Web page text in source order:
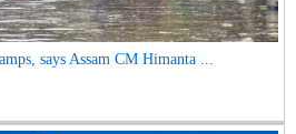
says Assam CM Himanta ...